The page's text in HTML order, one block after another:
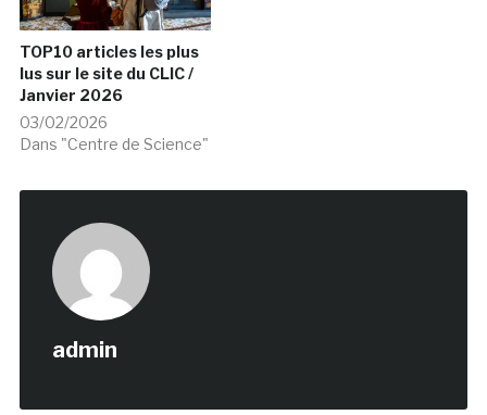
TOP10 articles les plus
lus sur le site du CLIC /
Janvier 2026
03/02/2026
Dans "Centre de Science"
admin